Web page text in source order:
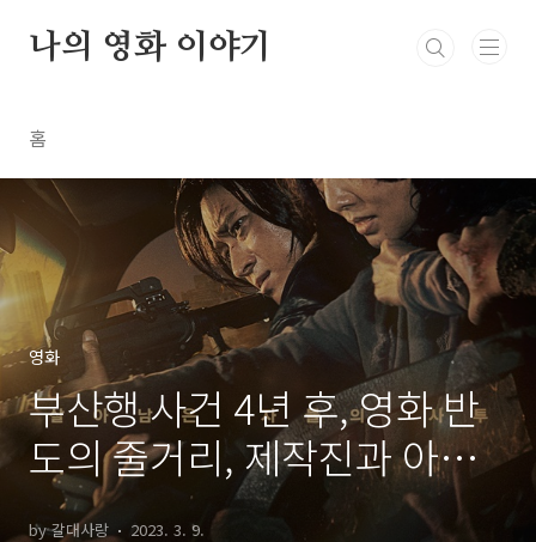
나의 영화 이야기
홈
영화
부산행 사건 4년 후, 영화 반
도의 줄거리, 제작진과 아쉬
웠던 점
by 갈대사랑 2023. 3. 9.